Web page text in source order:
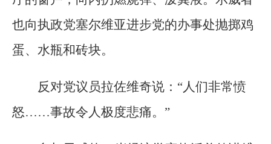
也向执政党塞尔维亚进步党的办事处抛掷鸡
蛋、水瓶和砖块。
反对党议员拉佐维奇说：“人们非常愤
怒……事故令人极度悲痛。”